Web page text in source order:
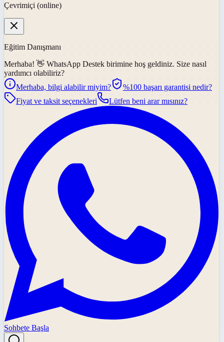
Çevrimiçi (online)
Eğitim Danışmanı
Merhaba! 👋 WhatsApp Destek birimine hoş geldiniz. Size nasıl
yardımcı olabiliriz?
Merhaba, bilgi alabilir miyim?
%100 başarı garantisi nedir?
Fiyat ve taksit seçenekleri
Lütfen beni arar mısınız?
Sohbete Başla